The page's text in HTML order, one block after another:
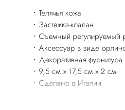
Телячья кожа
Застежка-клапан
Съемный регулируемый
Аксессуар в виде
Декоративная
9,5 см x 17,5 см x 2 см
Сделано в Италии